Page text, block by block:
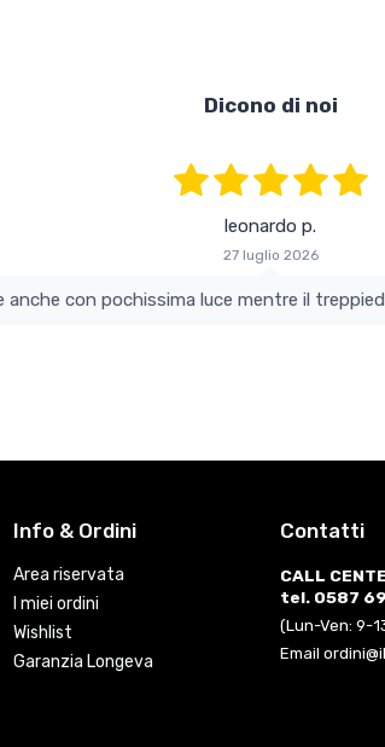
Dicono di noi
leonardo p.
27 luglio 2026
e perfetto si vede anche con pochissima luce
Info & Ordini
Area riservata
I miei ordini
Wishlist
Garanzia Longeva
Contatti
CALL
tel. 0587
(Lun-Ven: 9-
Email